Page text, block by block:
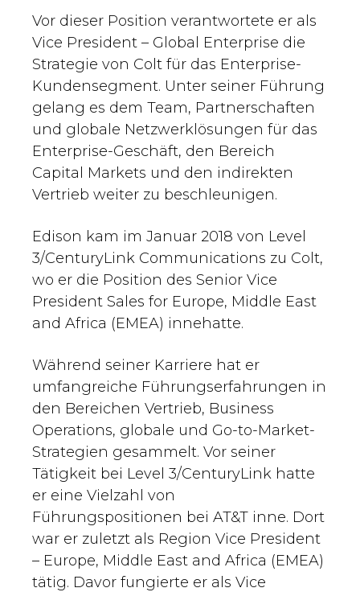
Vor dieser Position verantwortete er als
Vice President – Global Enterprise die
Strategie von Colt für das Enterprise-
Kundensegment. Unter seiner Führung
gelang es dem Team, Partnerschaften
und globale Netzwerklösungen für das
Enterprise-Geschäft, den Bereich
Capital Markets und den indirekten
Vertrieb weiter zu beschleunigen.
Edison kam im Januar 2018 von Level
3/CenturyLink Communications zu Colt,
wo er die Position des Senior Vice
President Sales for Europe, Middle East
and Africa (EMEA) innehatte.
Während seiner Karriere hat er
umfangreiche Führungserfahrungen in
den Bereichen Vertrieb, Business
Operations, globale und Go-to-Market-
Strategien gesammelt. Vor seiner
Tätigkeit bei Level 3/CenturyLink hatte
er eine Vielzahl von
Führungspositionen bei AT&T inne. Dort
war er zuletzt als Region Vice President
– Europe, Middle East and Africa (EMEA)
tätig. Davor fungierte er als Vice